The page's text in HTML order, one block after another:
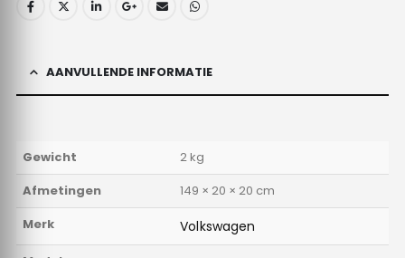
AANVULLENDE INFORMATIE
Gewicht
2 kg
Afmetingen
149 × 20 × 20 cm
Merk
Volkswagen